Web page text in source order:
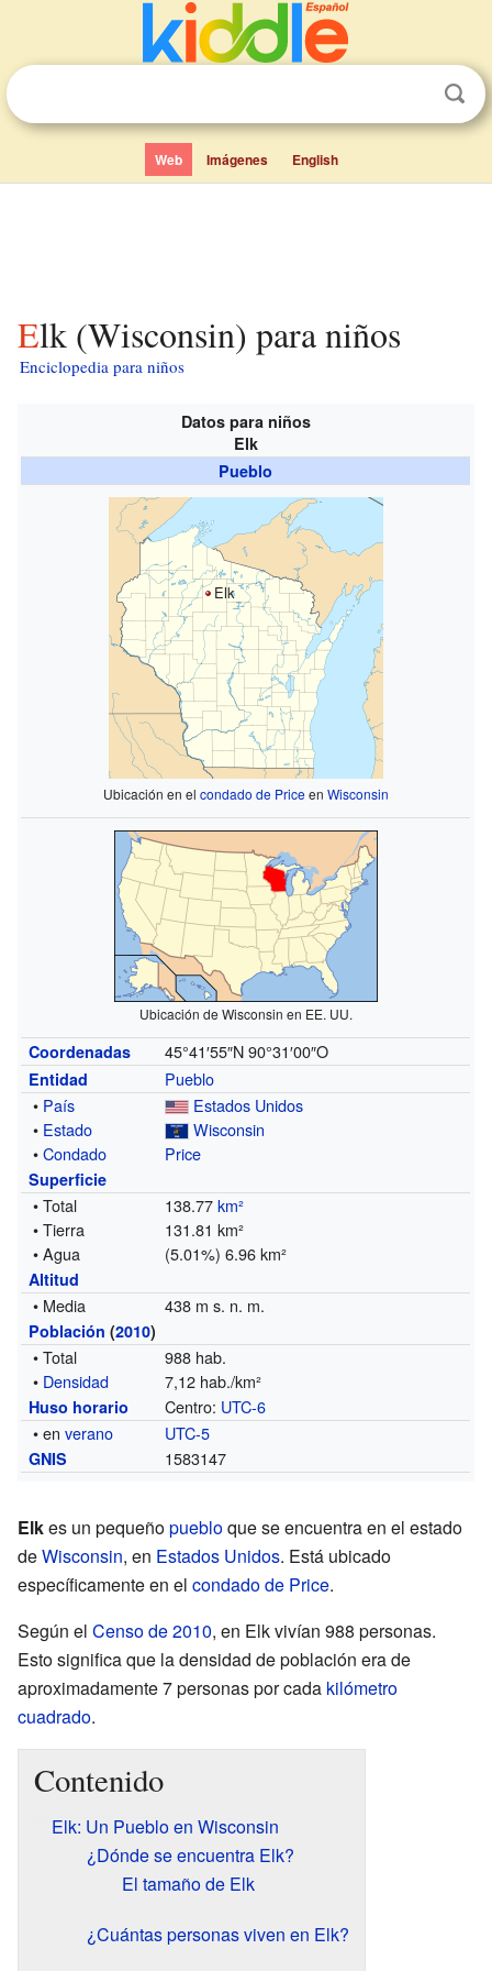
Web Imágenes English
Elk (Wisconsin) para niños
Enciclopedia para niños
Datos para niños
Elk
Pueblo
Elk
Ubicación en el condado de Priceen Wisconsin
Ubicación de Wisconsin en EE. UU.
Coordenadas 45°41′55″N 90°31′00″O
Entidad
Pueblo
• País
Estados Unidos
• Estado
Wisconsin
•Condado Price
Superficie
• Total 138.77km²
• Tierra
131.81 km²
• Agua
(5.01%) 6.96 km²
Altitud
• Media 438 m s. n. m.
Población (2010)
• Total
988 hab.
• Densidad 7,12 hab./km²
Huso horario Centro: UTC-6
• enverano UTC-5
GNIS 1583147
Elkes un pequeñopuebloque se encuentra en el estado
deWisconsin, en Estados Unidos. Está ubicado
específicamente en el condado de Price.
Según el Censo de 2010, en Elk vivían 988 personas.
Esto significa que la densidad de población era de
aproximadamente 7 personas por cada kilómetro
cuadrado.
Contenido
Elk: Un Pueblo en Wisconsin
¿Dónde se encuentra Elk?
El tamaño de Elk
¿Cuántas personas viven en Elk?